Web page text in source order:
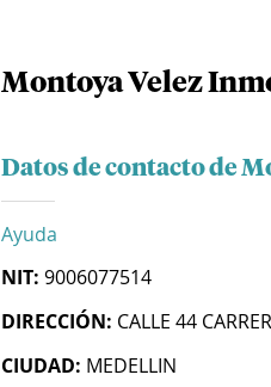
Montoya Velez
Datos de contacto de
Ayuda
NIT: 9006077514
DIRECCIÓN: CALLE 44
CIUDAD: MEDELLIN